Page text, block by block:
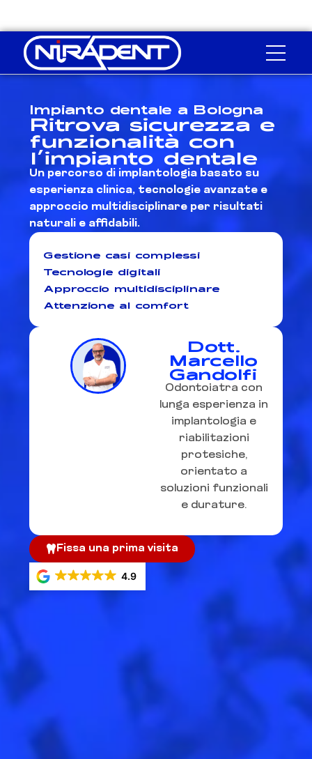
Impianto dentale a Bologna
Ritrova sicurezza e
funzionalità con
l’impianto dentale
Un percorso di implantologia basato su
esperienza clinica, tecnologie avanzate e
approccio multidisciplinare per risultati
naturali e affidabili.
Gestione casi complessi
Tecnologie digitali
Approccio multidisciplinare
Attenzione al comfort
Dott.
Marcello
Gandolfi
Odontoiatra con
lunga esperienza in
implantologia e
riabilitazioni
protesiche,
orientato a
soluzioni funzionali
e durature.
Fissa una prima visita
4.9